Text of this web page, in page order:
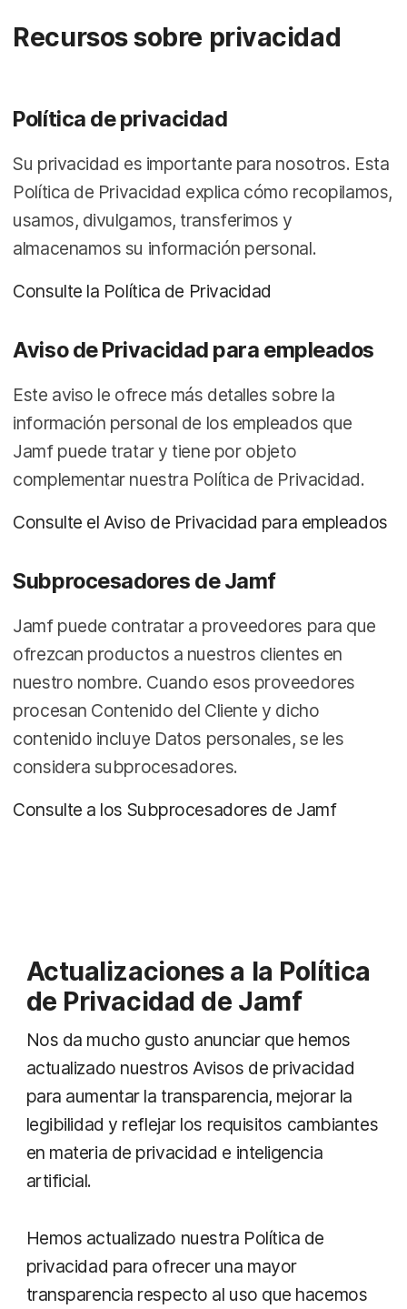
Recursos sobre privacidad
Política de privacidad
Su privacidad es importante para nosotros. Esta
Política de Privacidad explica cómo recopilamos,
usamos, divulgamos, transferimos y
almacenamos su información personal.
Consulte la Política de Privacidad
Aviso de Privacidad para empleados
Este aviso le ofrece más detalles sobre la
información personal de los empleados que
Jamf puede tratar y tiene por objeto
complementar nuestra Política de Privacidad.
Consulte el Aviso de Privacidad para empleados
Subprocesadores de Jamf
Jamf puede contratar a proveedores para que
ofrezcan productos a nuestros clientes en
nuestro nombre. Cuando esos proveedores
procesan Contenido del Cliente y dicho
contenido incluye Datos personales, se les
considera subprocesadores.
Consulte a los Subprocesadores de Jamf
Actualizaciones a la Política
de Privacidad de Jamf
Nos da mucho gusto anunciar que hemos
actualizado nuestros Avisos de privacidad
para aumentar la transparencia, mejorar la
legibilidad y reflejar los requisitos cambiantes
en materia de privacidad e inteligencia
artificial.
Hemos actualizado nuestra Política de
privacidad para ofrecer una mayor
transparencia respecto al uso que hacemos